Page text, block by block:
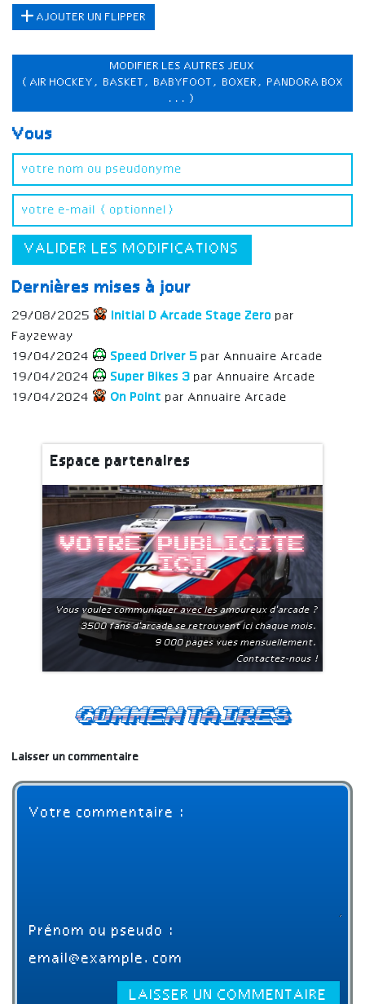
AJOUTER UN FLIPPER
MODIFIER LES AUTRES JEUX
(AIR HOCKEY, BASKET, BABYFOOT, BOXER, PANDORA BOX
...)
Vous
VALIDER LES MODIFICATIONS
Dernières mises à jour
29/08/2025 Initial D Arcade Stage Zero par
Fayzeway
19/04/2024
Speed Driver 5 par Annuaire Arcade
19/04/2024
Super Bikes 3 par Annuaire Arcade
19/04/2024
On Point par Annuaire Arcade
Espace partenaires
Votre publicite
ici
Vous voulez communiquer avec les amoureux d'arcade ?
3500 fans d'arcade se retrouvent ici chaque mois.
9 000 pages vues mensuellement.
Contactez-nous !
Commentaires
Laisser un commentaire